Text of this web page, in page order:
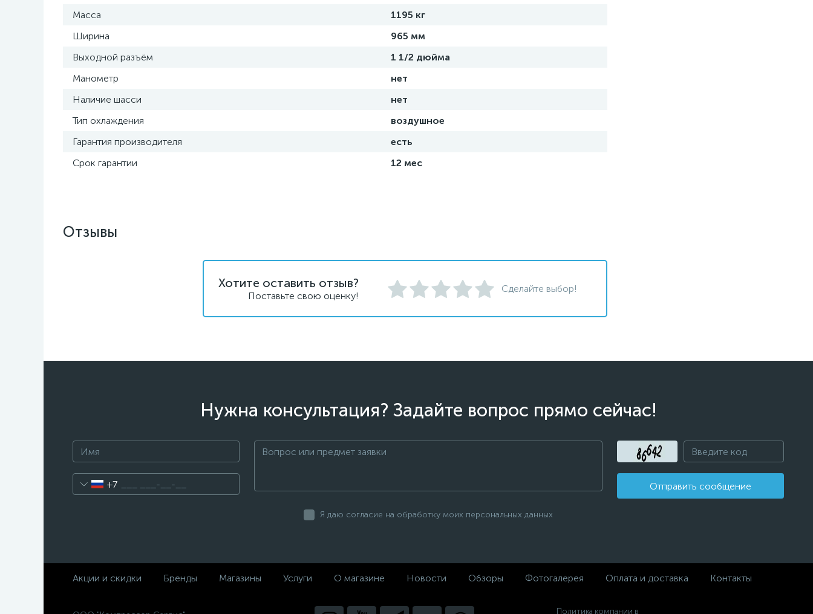
Масса
1195 кг
Ширина
965 мм
Выходной разъём
1 1/2 дюйма
Манометр
нет
Наличие шасси
нет
Тип охлаждения
воздушное
Гарантия производителя
есть
Срок гарантии
12 мес
Отзывы
Хотите оставить отзыв?
Поставьте свою оценку!
Сделайте выбор!
Нужна консультация? Задайте вопрос прямо сейчас!
+7 Отправить сообщение
Я даю согласие на обработку моих персональных данных
Акции и скидки Бренды Магазины Услуги О магазине Новости Обзоры Фотогалерея Оплата и доставка Контакты
Политика компании в